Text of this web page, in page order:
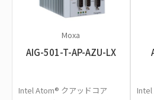
Moxa
AIG-501-T-AP-AZU-LX
Intel Atom® クアッドコア
Intel